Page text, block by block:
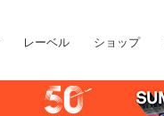
レーベル ショップ